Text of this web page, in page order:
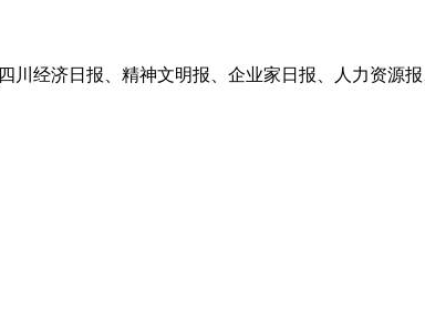
经济日报、精神文明报、企业家日报、人力资源